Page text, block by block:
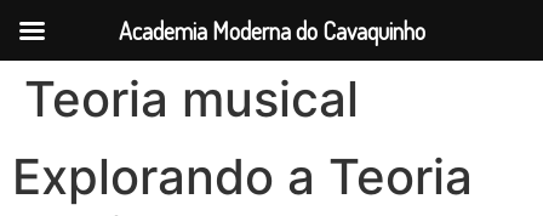
Teoria musical
Explorando a Teoria
Academia Moderna do Cavaquinho